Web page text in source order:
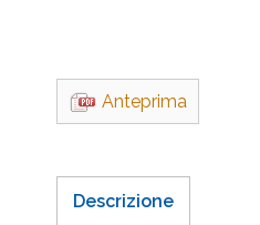
Anteprima
Descrizione